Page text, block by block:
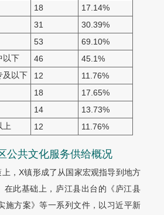
18
17.14%
31
30.39%
53 69.10%
以下 46
45.1%
及以下
12
11.76%
18
17.65%
14
13.73%
上
12 11.76%
公共文化服务供给概况
，X镇形成了从国家宏观指导到地方
在此基础上，庐江县出台的《庐江县
施方案》等一系列文件，以习近平新